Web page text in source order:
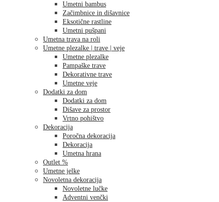
Umetni bambus
Začimbnice in dišavnice
Eksotične rastline
Umetni pušpani
Umetna trava na roli
Umetne plezalke | trave | veje
Umetne plezalke
Pampaške trave
Dekorativne trave
Umetne veje
Dodatki za dom
Dodatki za dom
Dišave za prostor
Vrtno pohištvo
Dekoracija
Poročna dekoracija
Dekoracija
Umetna hrana
Outlet %
Umetne jelke
Novoletna dekoracija
Novoletne lučke
Adventni venčki